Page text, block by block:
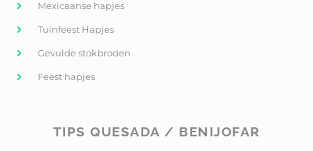
Mexicaanse hapjes
Tuinfeest Hapjes
Gevulde stokbroden
Feest hapjes
TIPS QUESADA / BENIJOFAR